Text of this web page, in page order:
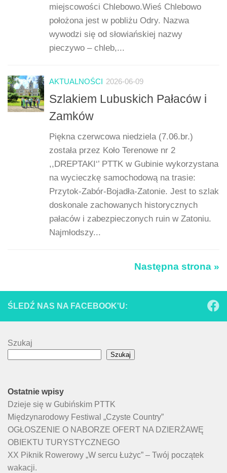
miejscowości Chlebowo.Wieś Chlebowo
położona jest w pobliżu Odry. Nazwa
wywodzi się od słowiańskiej nazwy
pieczywo – chleb,...
AKTUALNOŚCI 2026-06-09
Szlakiem Lubuskich Pałaców i
Zamków
Piękna czerwcowa niedziela (7.06.br.)
została przez Koło Terenowe nr 2
,,DREPTAKI‘’ PTTK w Gubinie wykorzystana
na wycieczkę samochodową na trasie:
Przytok-Zabór-Bojadła-Zatonie. Jest to szlak
doskonale zachowanych historycznych
pałaców i zabezpieczonych ruin w Zatoniu.
Najmłodszy...
Następna strona »
ŚLEDŹ NAS NA FACEBOOK'U:
Szukaj
Szukaj
Ostatnie wpisy
Dzieje się w Gubińskim PTTK
Międzynarodowy Festiwal „Czyste Country”
OGŁOSZENIE O NABORZE OFERT NA DZIERŻAWĘ
OBIEKTU TURYSTYCZNEGO
XX Piknik Rowerowy „W sercu Łużyc” – Twój początek
wakacji.